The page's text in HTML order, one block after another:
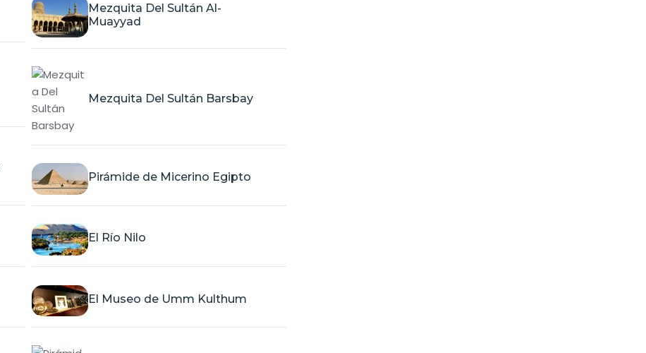
Mezquita Del Sultán Al-
Muayyad
Mezquita Del Sultán Barsbay
Pirámide de Micerino Egipto
El Río Nilo
El Museo de Umm Kulthum